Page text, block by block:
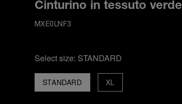
Cinturino in tessuto verde
MXE0LNF3
Select size: STANDARD
STANDARD XL